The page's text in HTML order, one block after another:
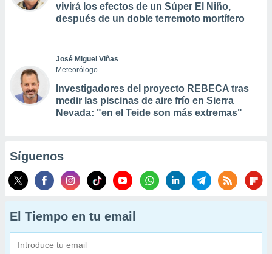
vivirá los efectos de un Súper El Niño,
después de un doble terremoto mortífero
José Miguel Viñas
Meteorólogo
Investigadores del proyecto REBECA tras
medir las piscinas de aire frío en Sierra
Nevada: "en el Teide son más extremas"
Síguenos
El Tiempo en tu email